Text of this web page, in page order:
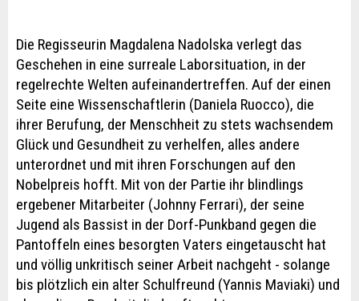
Die Regisseurin Magdalena Nadolska verlegt das
Geschehen in eine surreale Laborsituation, in der
regelrechte Welten aufeinandertreffen. Auf der einen
Seite eine Wissenschaftlerin (Daniela Ruocco), die
ihrer Berufung, der Menschheit zu stets wachsendem
Glück und Gesundheit zu verhelfen, alles andere
unterordnet und mit ihren Forschungen auf den
Nobelpreis hofft. Mit von der Partie ihr blindlings
ergebener Mitarbeiter (Johnny Ferrari), der seine
Jugend als Bassist in der Dorf-Punkband gegen die
Pantoffeln eines besorgten Vaters eingetauscht hat
und völlig unkritisch seiner Arbeit nachgeht - solange
bis plötzlich ein alter Schulfreund (Yannis Maviaki) und